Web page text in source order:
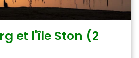
et l'île Ston (2